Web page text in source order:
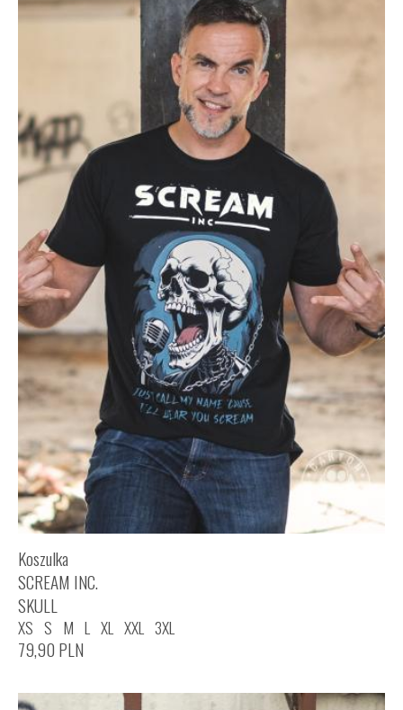
Koszulka
SCREAM INC.
SKULL
XS S M L XL XXL 3XL
79,90 PLN